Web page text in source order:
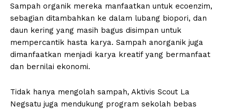
Sampah organik mereka manfaatkan untuk ecoenzim,
sebagian ditambahkan ke dalam lubang biopori, dan
daun kering yang masih bagus disimpan untuk
mempercantik hasta karya. Sampah anorganik juga
dimanfaatkan menjadi karya kreatif yang bermanfaat
dan bernilai ekonomi.
Tidak hanya mengolah sampah, Aktivis Scout La
Negsatu juga mendukung program sekolah bebas